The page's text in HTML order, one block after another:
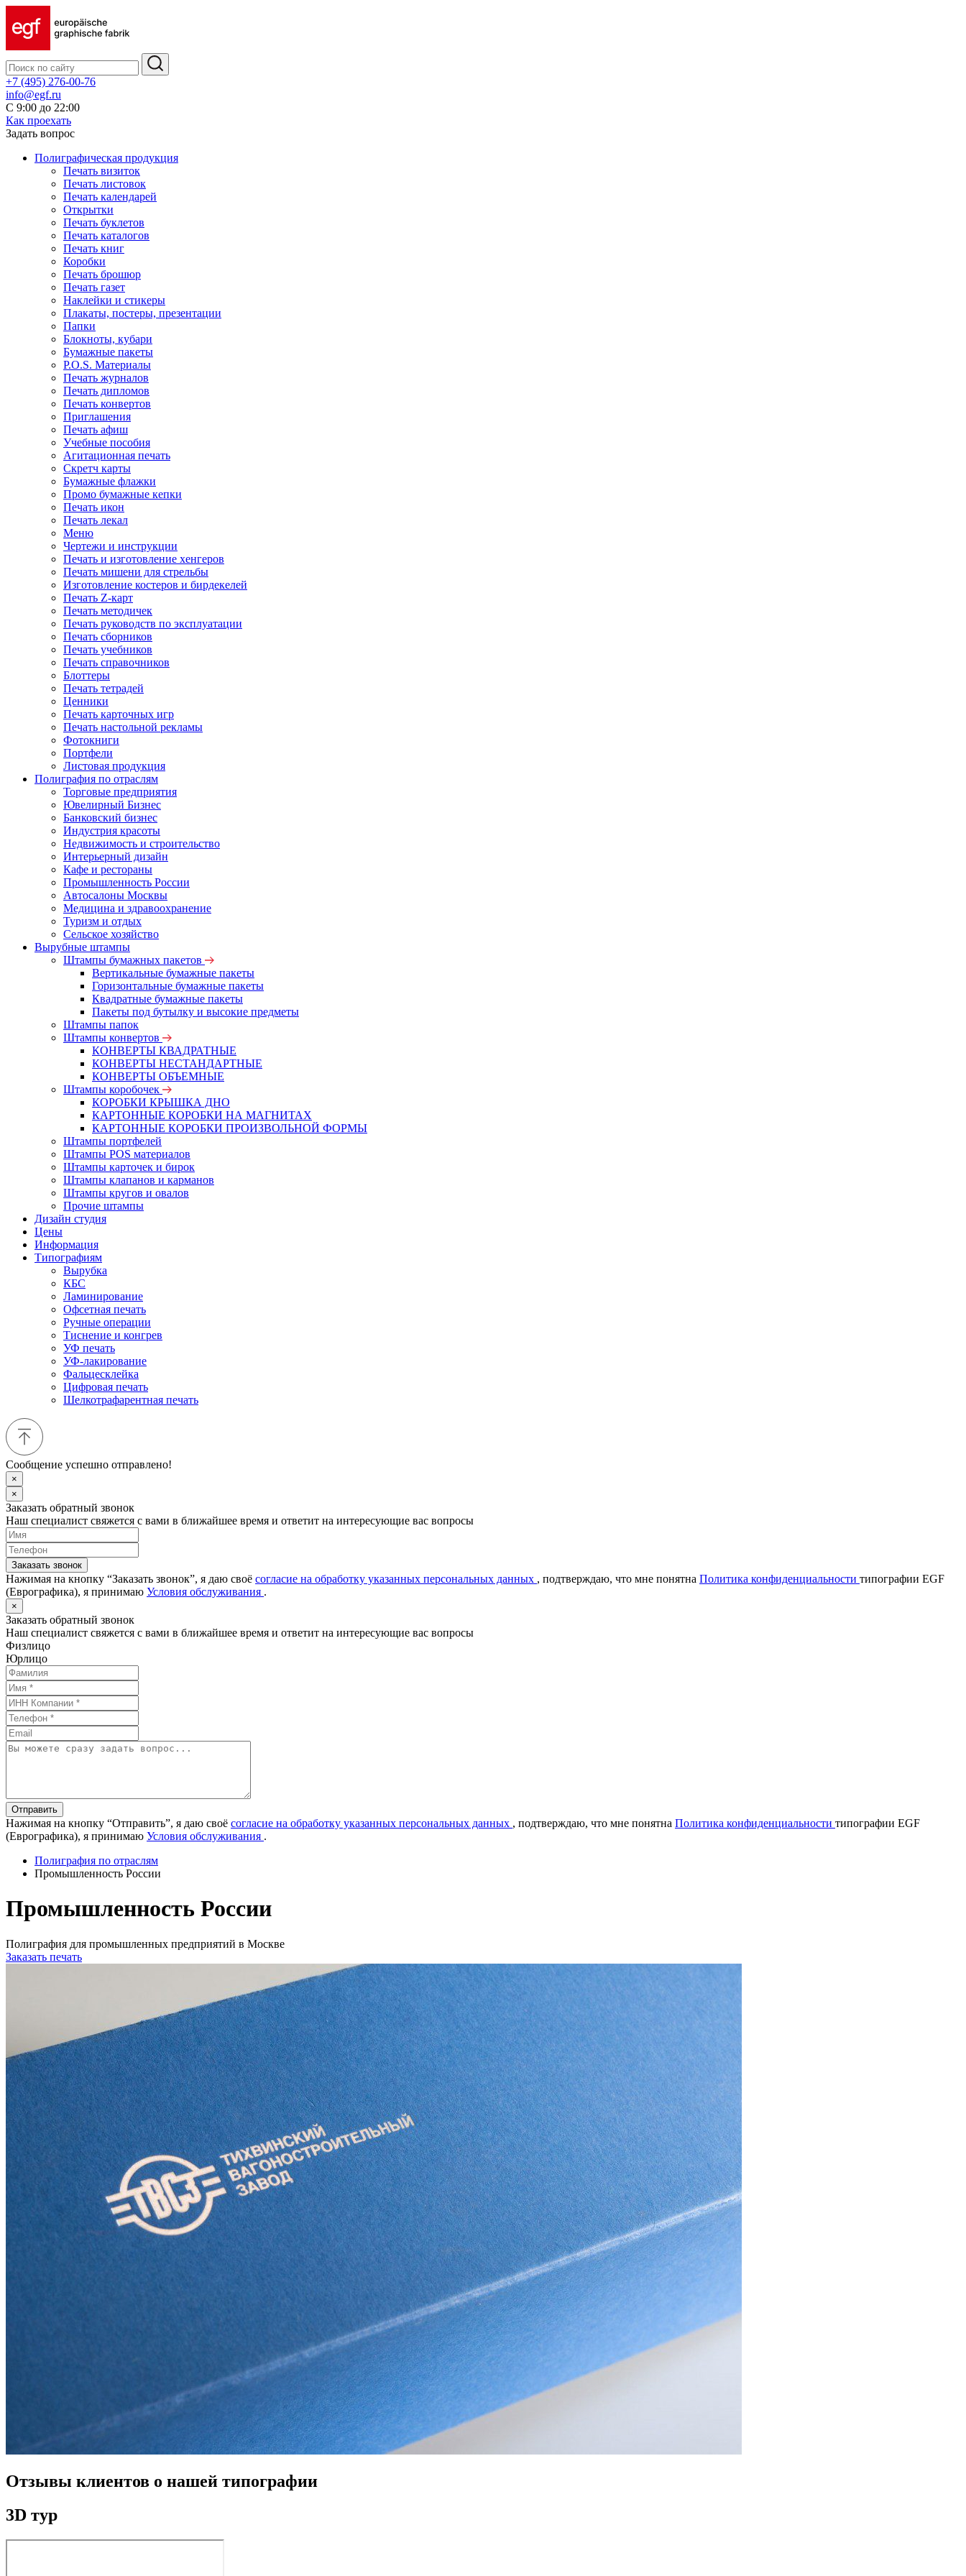
+7 (495) 276-00-76
info@egf.ru
С 9:00 до 22:00
Как проехать
Задать вопрос
Полиграфическая продукция
Печать визиток
Печать листовок
Печать календарей
Открытки
Печать буклетов
Печать каталогов
Печать книг
Коробки
Печать брошюр
Печать газет
Наклейки и стикеры
Плакаты, постеры, презентации
Папки
Блокноты, кубари
Бумажные пакеты
P.O.S. Материалы
Печать журналов
Печать дипломов
Печать конвертов
Приглашения
Печать афиш
Учебные пособия
Агитационная печать
Скретч карты
Бумажные флажки
Промо бумажные кепки
Печать икон
Печать лекал
Меню
Чертежи и инструкции
Печать и изготовление хенгеров
Печать мишени для стрельбы
Изготовление костеров и бирдекелей
Печать Z-карт
Печать методичек
Печать руководств по эксплуатации
Печать сборников
Печать учебников
Печать справочников
Блоттеры
Печать тетрадей
Ценники
Печать карточных игр
Печать настольной рекламы
Фотокниги
Портфели
Листовая продукция
Полиграфия по отраслям
Торговые предприятия
Ювелирный Бизнес
Банковский бизнес
Индустрия красоты
Недвижимость и строительство
Интерьерный дизайн
Кафе и рестораны
Промышленность России
Автосалоны Москвы
Медицина и здравоохранение
Туризм и отдых
Сельское хозяйство
Вырубные штампы
Штампы бумажных пакетов
Вертикальные бумажные пакеты
Горизонтальные бумажные пакеты
Квадратные бумажные пакеты
Пакеты под бутылку и высокие предметы
Штампы папок
Штампы конвертов
КОНВЕРТЫ КВАДРАТНЫЕ
КОНВЕРТЫ НЕСТАНДАРТНЫЕ
КОНВЕРТЫ ОБЪЕМНЫЕ
Штампы коробочек
КОРОБКИ КРЫШКА ДНО
КАРТОННЫЕ КОРОБКИ НА МАГНИТАХ
КАРТОННЫЕ КОРОБКИ ПРОИЗВОЛЬНОЙ ФОРМЫ
Штампы портфелей
Штампы POS материалов
Штампы карточек и бирок
Штампы клапанов и карманов
Штампы кругов и овалов
Прочие штампы
Дизайн студия
Цены
Информация
Типографиям
Вырубка
КБС
Ламинирование
Офсетная печать
Ручные операции
Тиснение и конгрев
УФ печать
УФ-лакирование
Фальцесклейка
Цифровая печать
Шелкотрафарентная печать
Сообщение успешно отправлено!
×
×
Заказать обратный звонок
Наш специалист свяжется с вами в ближайшее время и ответит на интересующие вас вопросы
Заказать звонок
Нажимая на кнопку “Заказать звонок”, я даю своё согласие на обработку указанных персональных данных , подтверждаю, что мне понятна Политика конфиденциальности типографии EGF
(Еврографика), я принимаю Условия обслуживания .
×
Заказать обратный звонок
Наш специалист свяжется с вами в ближайшее время и ответит на интересующие вас вопросы
Физлицо
Юрлицо
Отправить
Нажимая на кнопку “Отправить”, я даю своё согласие на обработку указанных персональных данных , подтверждаю, что мне понятна Политика конфиденциальности типографии EGF
(Еврографика), я принимаю Условия обслуживания .
Полиграфия по отраслям
Промышленность России
Промышленность России
Полиграфия для промышленных предприятий в Москве
Заказать печать
Отзывы клиентов о нашей типографии
3D тур